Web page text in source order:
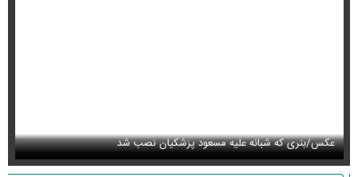
واکنش معنادار ظریف به توافق مکه